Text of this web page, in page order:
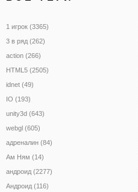
1 игрок (3365)
3 в ряд (262)
action (266)
HTML5 (2505)
idnet (49)
IO (193)
unity3d (643)
webgl (605)
адреналин (84)
Ам Ням (14)
андроид (2277)
Андроид (116)